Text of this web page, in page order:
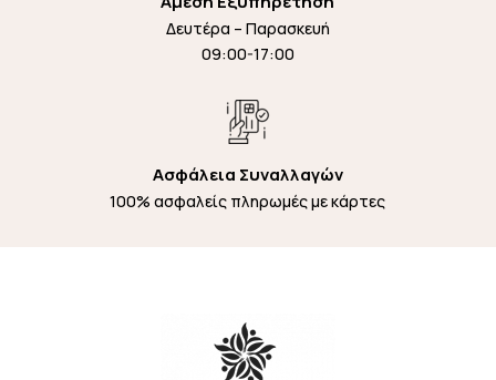
Δευτέρα – Παρασκευή
09:00-17:00
Ασφάλεια Συναλλαγών
100% ασφαλείς πληρωμές με κάρτες